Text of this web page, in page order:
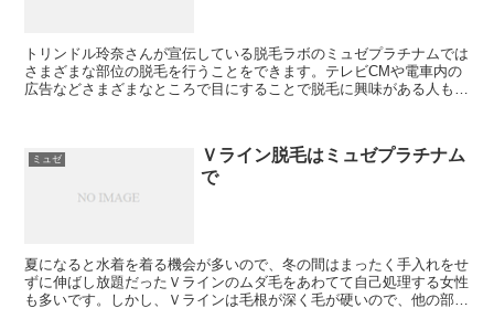
トリンドル玲奈さんが宣伝している脱毛ラボのミュゼプラチナムでは
さまざまな部位の脱毛を行うことをできます。テレビCMや電車内の
広告などさまざまなところで目にすることで脱毛に興味がある人も多
ミュゼ
Ｖライン脱毛はミュゼプラチナム
で
夏になると水着を着る機会が多いので、冬の間はまったく手入れをせ
ずに伸ばし放題だったＶラインのムダ毛をあわてて自己処理する女性
も多いです。しかし、Ｖラインは毛根が深く毛が硬いので、他の部位